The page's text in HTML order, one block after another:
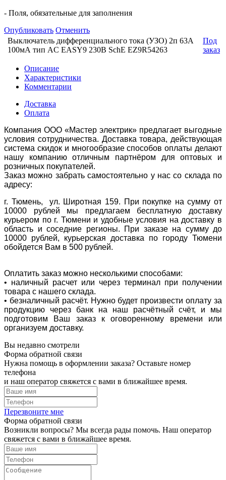
- Поля, обязательные для заполнения
Опубликовать Отменить
Выключатель дифференциального тока (УЗО) 2п 63А
100мА тип AC EASY9 230В SchE EZ9R54263
Под
заказ
Описание
Характеристики
Комментарии
Доставка
Оплата
Компания ООО «Мастер электрик» предлагает выгодные
условия сотрудничества. Доставка товара, действующая
система скидок и многообразие способов оплаты делают
нашу компанию отличным партнёром для оптовых и
розничных покупателей.
Заказ можно забрать самостоятельно у нас со склада по
адресу:
г. Тюмень, ул. Широтная 159. При покупке на сумму от
10000 рублей мы предлагаем бесплатную доставку
курьером по г. Тюмени и удобные условия на доставку в
область и соседние регионы. При заказе на сумму до
10000 рублей, курьерская доставка по городу Тюмени
обойдется Вам в 500 рублей.
Оплатить заказ можно несколькими способами:
• наличный расчет или через терминал при получении
товара с нашего склада.
• безналичный расчёт. Нужно будет произвести оплату за
продукцию через банк на наш расчётный счёт, и мы
подготовим Ваш заказ к оговоренному времени или
организуем доставку.
Вы недавно смотрели
Форма обратной связи
Нужна помощь в оформлении заказа? Оставьте номер
телефона
и наш оператор свяжется с вами в ближайшее время.
Перезвоните мне
Форма обратной связи
Возникли вопросы? Мы всегда рады помочь. Наш оператор
свяжется с вами в ближайшее время.